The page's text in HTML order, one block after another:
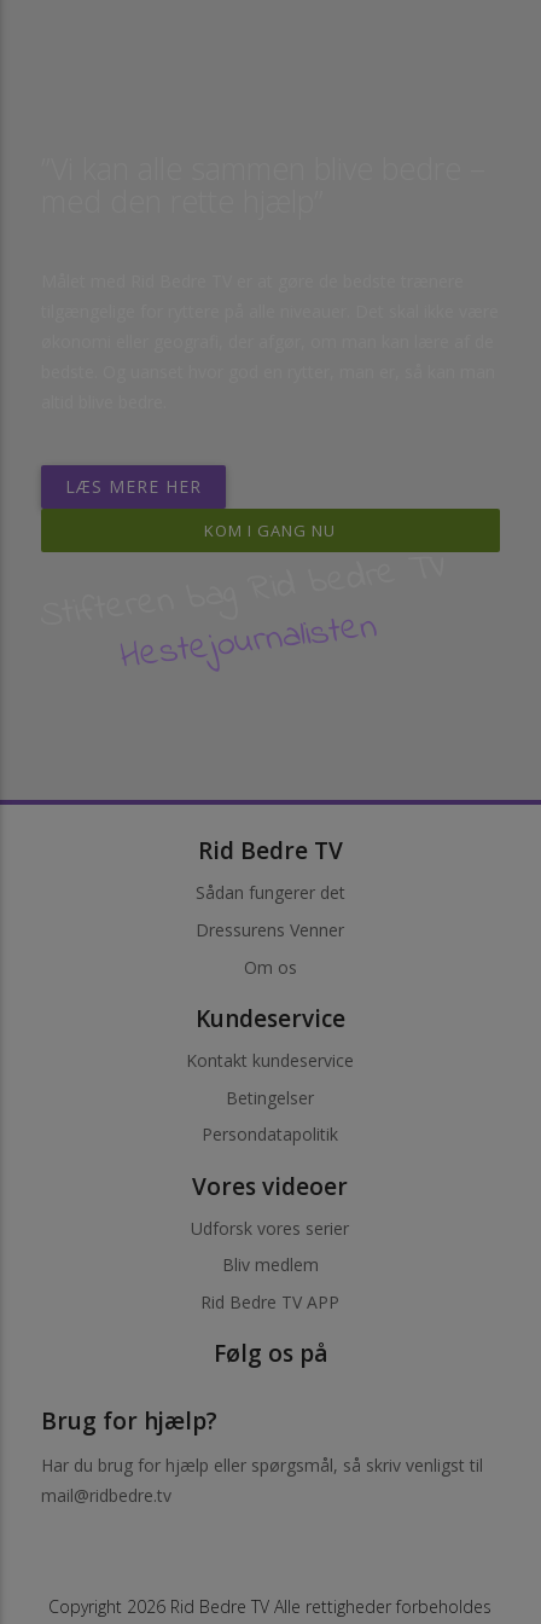
LÆS MERE HER
KOM I GANG NU
Stifteren bag Rid bedre TV
Hestejournalisten
Rid Bedre TV
Sådan fungerer det
Dressurens Venner
Om os
Kundeservice
Kontakt kundeservice
Betingelser
Persondatapolitik
Vores videoer
Udforsk vores serier
Bliv medlem
Rid Bedre TV APP
Følg os på
Brug for hjælp?
Har du brug for hjælp eller spørgsmål, så skriv venligst til
mail@ridbedre.tv
Copyright 2026 Rid Bedre TV Alle rettigheder forbeholdes